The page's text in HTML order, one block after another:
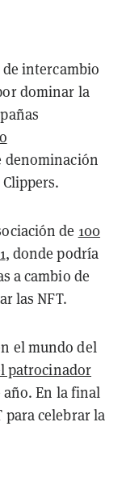
intercambio
dominar la
denominación
de 100
, donde podría
a cambio de
las NFT.
el mundo del
patrocinador
año. En la final
celebrar la